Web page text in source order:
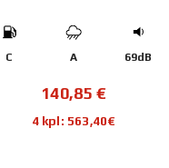
C A 69dB
140,85 €
4 kpl: 563,40€